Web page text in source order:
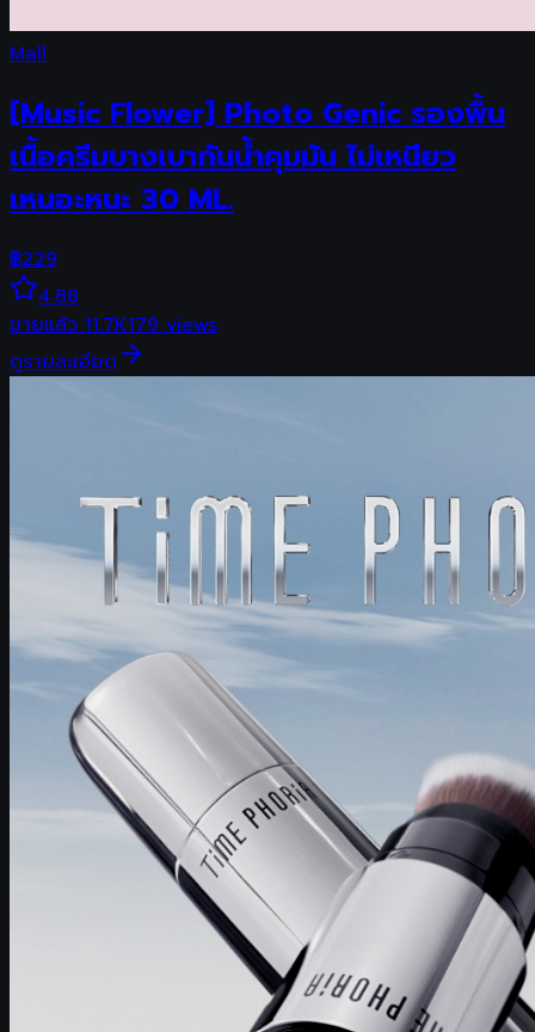
Mall
[Music Flower] Photo Genic รองพื้น
เนื้อครีมบางเบากันน้ำคุมมัน ไม่เหนียว
เหนอะหนะ 30 ML.
฿229
4.88
ขายแล้ว11.7K179views
ดูรายละเอียด